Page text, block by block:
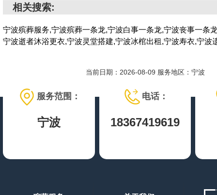
相关搜索:
宁波殡葬服务,宁波殡葬一条龙,宁波白事一条龙,宁波丧事一条
宁波逝者沐浴更衣,宁波灵堂搭建,宁波冰棺出租,宁波寿衣,宁波
当前日期：2026-08-09 服务地区：宁波
服务范围：
宁波
电话：
18367419619